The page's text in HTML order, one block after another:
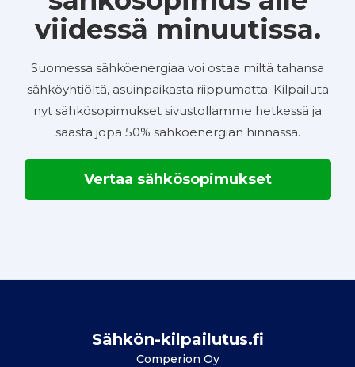
viidessä minuutissa.
Suomessa sähköenergiaa voi ostaa miltä tahansa
sähköyhtiöltä, asuinpaikasta riippumatta. Kilpailuta
nyt sähkösopimukset sivustollamme hetkessä ja
säästä jopa 50% sähköenergian hinnassa.
Vertaa sähkösopimukset
Sähkön-kilpailutus.fi
Comperion Oy